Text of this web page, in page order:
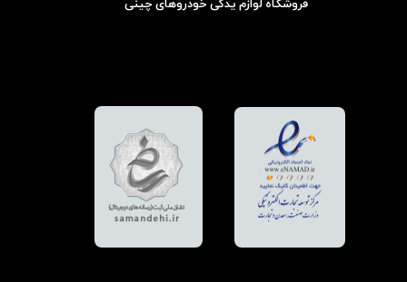
فروشگاه لوازم یدکی خودروهای چینی